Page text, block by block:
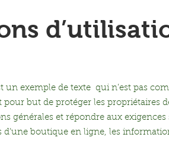
un exemple de texte qui n’est pas
but de protéger les propriétaires
générales et répondre aux exigences
d’une boutique en ligne, les